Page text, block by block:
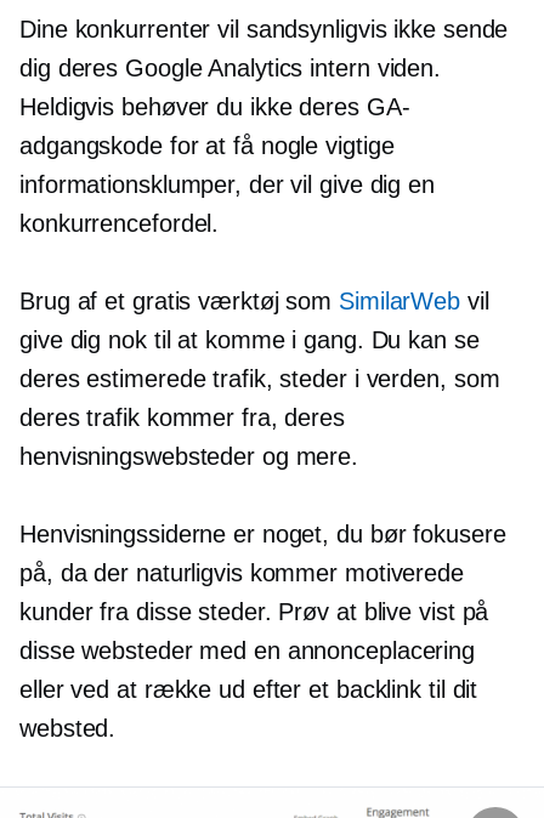
Dine konkurrenter vil sandsynligvis ikke sende
dig deres Google Analytics intern viden.
Heldigvis behøver du ikke deres GA-
adgangskode for at få nogle vigtige
informationsklumper, der vil give dig en
konkurrencefordel.
Brug af et gratis værktøj som SimilarWeb vil
give dig nok til at komme i gang. Du kan se
deres estimerede trafik, steder i verden, som
deres trafik kommer fra, deres
henvisningswebsteder og mere.
Henvisningssiderne er noget, du bør fokusere
på, da der naturligvis kommer motiverede
kunder fra disse steder. Prøv at blive vist på
disse websteder med en annonceplacering
eller ved at række ud efter et backlink til dit
websted.